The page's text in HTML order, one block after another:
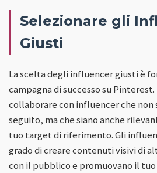
Selezionare gli
Giusti
La scelta degli influencer giusti è
campagna di successo su
collaborare con influencer che non
seguito, ma che siano anche
tuo target di riferimento. Gli
grado di creare contenuti visivi di
con il pubblico e promuovano il